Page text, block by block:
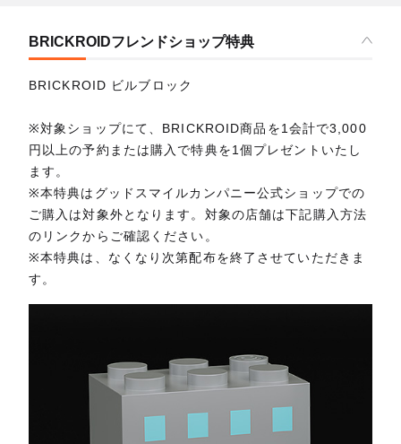
BRICKROIDフレンドショップ特典
BRICKROID ビルブロック
※対象ショップにて、BRICKROID商品を1会計で3,000
円以上の予約または購入で特典を1個プレゼントいたし
ます。
※本特典はグッドスマイルカンパニー公式ショップでの
ご購入は対象外となります。対象の店舗は下記購入方法
のリンクからご確認ください。
※本特典は、なくなり次第配布を終了させていただきま
す。